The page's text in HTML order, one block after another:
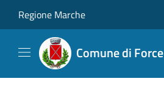
Regione Marche
Comune di Force